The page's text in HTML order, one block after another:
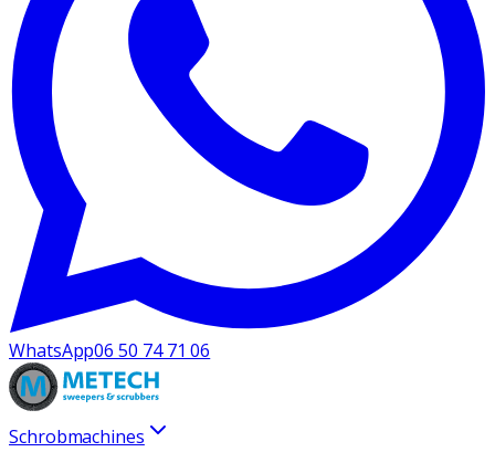
WhatsApp06 50 74 71 06
Schrobmachines